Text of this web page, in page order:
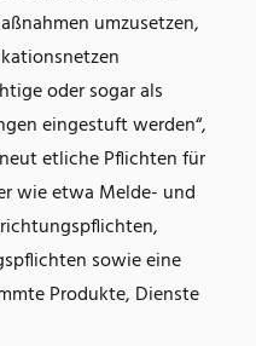
umzusetzen,
oder sogar als
eingestuft werden“,
etliche Pflichten für
wie etwa Melde- und
sowie eine
Produkte, Dienste